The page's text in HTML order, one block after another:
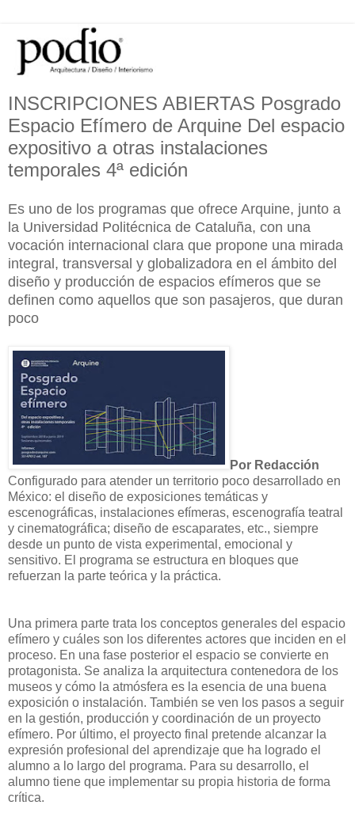
INSCRIPCIONES ABIERTAS Posgrado
Espacio Efímero de Arquine Del espacio
expositivo a otras instalaciones
temporales 4ª edición
Es uno de los programas que ofrece Arquine, junto a
la Universidad Politécnica de Cataluña, con una
vocación internacional clara que propone una mirada
integral, transversal y globalizadora en el ámbito del
diseño y producción de espacios efímeros que se
definen como aquellos que son pasajeros, que duran
poco
Por Redacción
Configurado para atender un territorio poco desarrollado en
México: el diseño de exposiciones temáticas y
escenográficas, instalaciones efímeras, escenografía teatral
y cinematográfica; diseño de escaparates, etc., siempre
desde un punto de vista experimental, emocional y
sensitivo. El programa se estructura en bloques que
refuerzan la parte teórica y la práctica.
Una primera parte trata los conceptos generales del espacio
efímero y cuáles son los diferentes actores que inciden en el
proceso. En una fase posterior el espacio se convierte en
protagonista. Se analiza la arquitectura contenedora de los
museos y cómo la atmósfera es la esencia de una buena
exposición o instalación. También se ven los pasos a seguir
en la gestión, producción y coordinación de un proyecto
efímero. Por último, el proyecto final pretende alcanzar la
expresión profesional del aprendizaje que ha logrado el
alumno a lo largo del programa. Para su desarrollo, el
alumno tiene que implementar su propia historia de forma
crítica.